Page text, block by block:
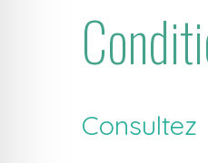
Consultez